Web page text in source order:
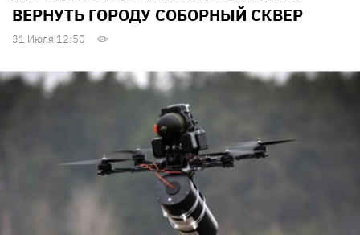
ВЕРНУТЬ ГОРОДУ СОБОРНЫЙ СКВЕР
31 Июля 12:50